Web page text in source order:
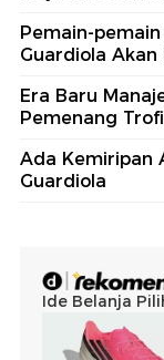
Pemain-
Guardiola Akan
Era Baru
Pemenang Trofi
Ada Kemiripan
Guardiola